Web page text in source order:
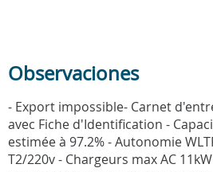
Observaciones
- Export impossible- Carnet
avec Fiche d'Identification -
estimée à 97.2% - Autonomie
T2/220v - Chargeurs max AC